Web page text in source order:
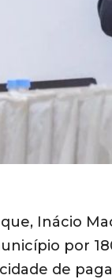
Inácio
por
de